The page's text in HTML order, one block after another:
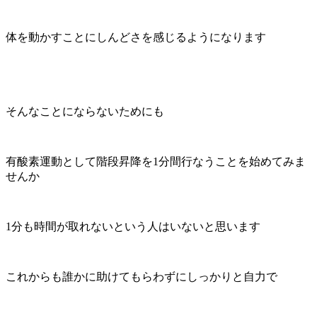
体を動かすことにしんどさを感じるようになります
そんなことにならないためにも
有酸素運動として階段昇降を1分間行なうことを始めてみま
せんか
1分も時間が取れないという人はいないと思います
これからも誰かに助けてもらわずにしっかりと自力で